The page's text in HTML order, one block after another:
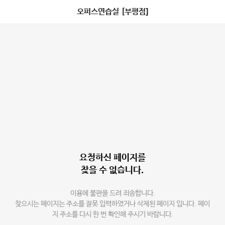
오퍼스연습실 [부평점]
요청하신 페이지를
찾을 수 없습니다.
이용에 불편을 드려 죄송합니다.
찾으시는 페이지는 주소를 잘못 입력하였거나 삭제된 페이지 입니다. 페이
지 주소를 다시 한 번 확인해 주시기 바랍니다.